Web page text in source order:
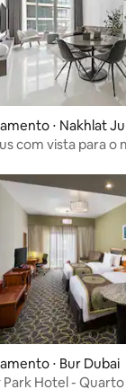
ficar
⋅ Nakhlat
com vista para o
média de 5, 29
⋅ Bur Dubai
Park Hotel -